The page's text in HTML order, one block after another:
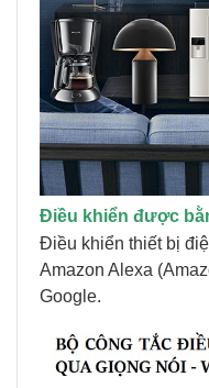
Điều khiển được
Điều khiển thiết bị
Amazon Alexa
Google.